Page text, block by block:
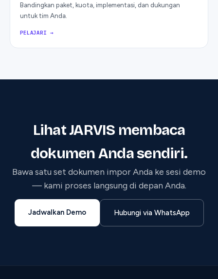
Bandingkan paket, kuota, implementasi, dan dukungan
untuk tim Anda.
PELAJARI →
Lihat JARVIS membaca
dokumen Anda sendiri.
Bawa satu set dokumen impor Anda ke sesi demo
— kami proses langsung di depan Anda.
Jadwalkan Demo Hubungi via WhatsApp